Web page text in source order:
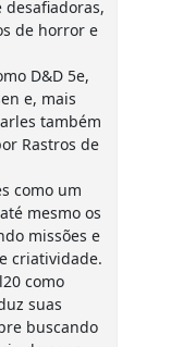
desafiadoras,
de horror e
D&D 5e,
e, mais
também
Rastros de
como um
mesmo os
missões e
criatividade.
como
suas
buscando